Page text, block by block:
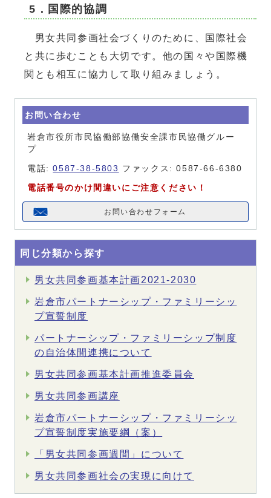
5．国際的協調
男女共同参画社会づくりのために、国際社会
と共に歩むことも大切です。他の国々や国際機
関とも相互に協力して取り組みましょう。
お問い合わせ
岩倉市役所市民協働部協働安全課市民協働グルー
プ
電話:0587-38-5803 ファックス: 0587-66-6380
電話番号のかけ間違いにご注意ください！
お問い合わせフォーム
同じ分類から探す
男女共同参画基本計画2021-2030
岩倉市パートナーシップ・ファミリーシッ
プ宣誓制度
パートナーシップ・ファミリーシップ制度
の自治体間連携について
男女共同参画基本計画推進委員会
男女共同参画講座
岩倉市パートナーシップ・ファミリーシッ
プ宣誓制度実施要綱（案）
「男女共同参画週間」について
男女共同参画社会の実現に向けて